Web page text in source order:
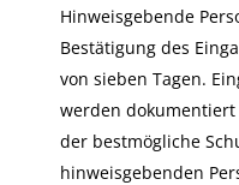
Hinweisgebende
Bestätigung des
von sieben Tagen.
werden
der bestmögliche
hinweisgebenden